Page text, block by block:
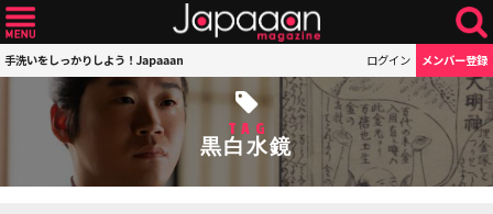
手洗いをしっかりしよう！Japaaan ログイン メンバー登録
TAG
黒白水鏡